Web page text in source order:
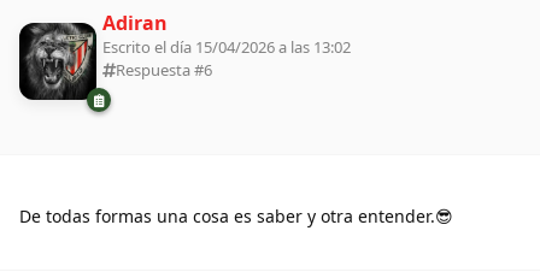
Adiran
Escrito el día 15/04/2026 a las 13:02
Respuesta #6
De todas formas una cosa es saber y otra entender.😎